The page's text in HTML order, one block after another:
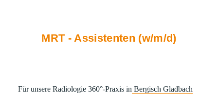
MRT - Assistenten (w/m/d)
Für unsere Radiologie 360°-Praxis in Bergisch Gladbach